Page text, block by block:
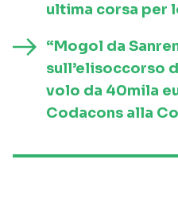
ultima corsa per
“Mogol da
sull’elisoccorso
volo da 40mila
Codacons alla